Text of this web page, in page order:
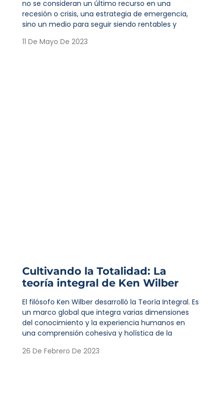
no se consideran un último recurso en una
recesión o crisis, una estrategia de emergencia,
sino un medio para seguir siendo rentables y
11 De Mayo De 2023
Cultivando la Totalidad: La
teoría integral de Ken Wilber
El filósofo Ken Wilber desarrolló la Teoría Integral. Es
un marco global que integra varias dimensiones
del conocimiento y la experiencia humanos en
una comprensión cohesiva y holística de la
26 De Febrero De 2023